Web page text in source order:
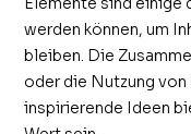
werden können, um
bleiben. Die
oder die Nutzung
inspirierende Ideen